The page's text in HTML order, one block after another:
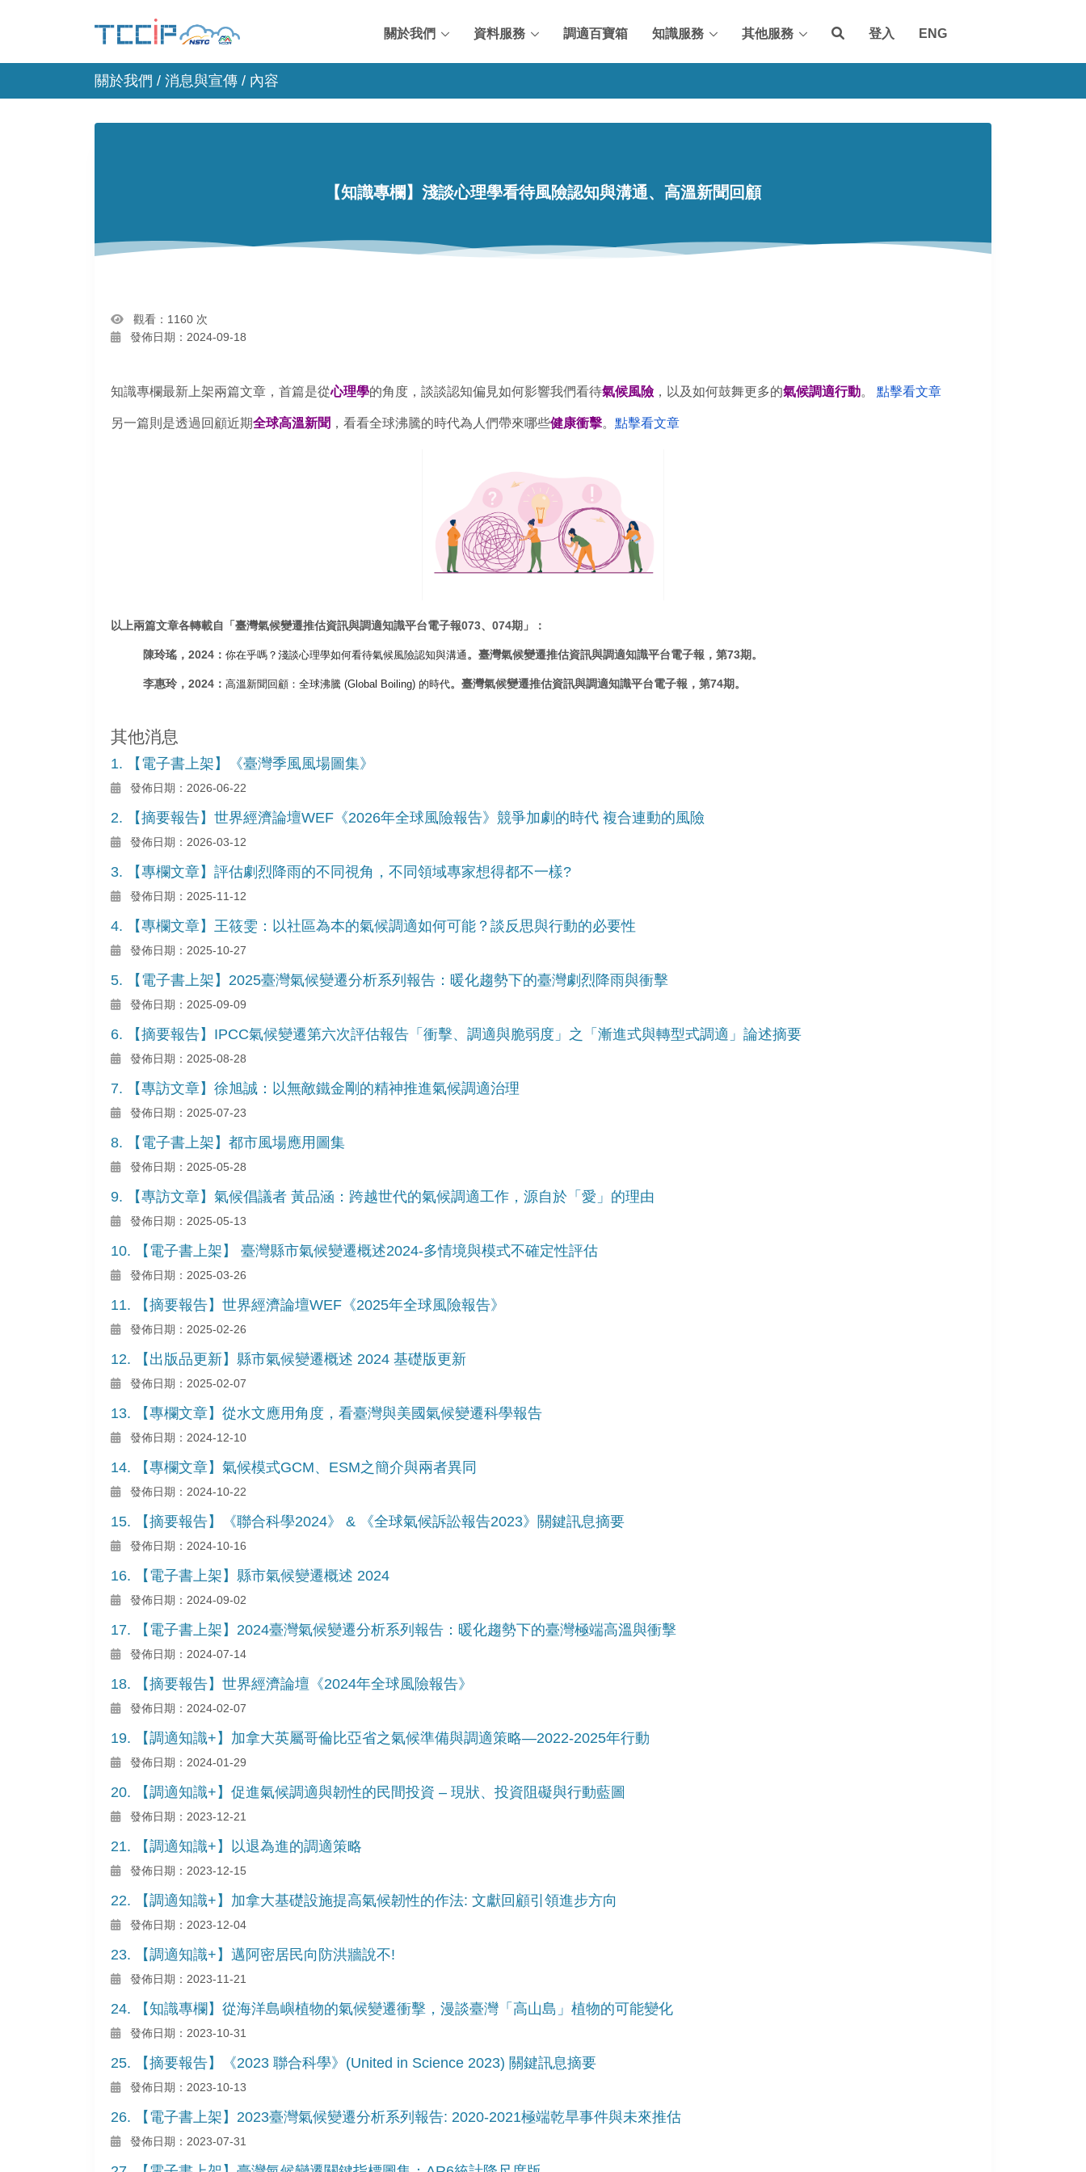
關於我們 資料服務 調適百寶箱 知識服務 其他服務 登入 ENG
關於我們 / 消息與宣傳 / 內容
【知識專欄】淺談心理學看待風險認知與溝通、高溫新聞回顧
觀看：1160 次
發佈日期：2024-09-18
知識專欄最新上架兩篇文章，首篇是從心理學的角度， 談談認知偏見如何影響我們看待氣候風險， 以及如何鼓舞更多的氣候調適行動。 點擊看文章
另一篇則是透過回顧近期全球高溫新聞 ， 看看全球沸騰的時代為人們帶來哪些健康衝擊。 點擊看文章
以上兩篇文章各轉載自 「 臺灣氣候變遷推估資訊與調適知識平台電子報073、074期」：
陳玲瑤，2024： 你在乎嗎？ 淺談心理學如何看待氣候風險認知與溝通。 臺灣氣候變遷推估資訊與調適知識平台電子報，第73期。
李惠玲，2024： 高溫新聞回顧：全球沸騰 (Global Boiling) 的時代。臺灣氣候變遷推估資訊與調適知識平台電子報，第74期。
其他消息
1. 【電子書上架】《臺灣季風風場圖集》
發佈日期：2026-06-22
2. 【摘要報告】世界經濟論壇WEF《2026年全球風險報告》競爭加劇的時代 複合連動的風險
發佈日期：2026-03-12
3. 【專欄文章】評估劇烈降雨的不同視角，不同領域專家想得都不一樣?
發佈日期：2025-11-12
4. 【專欄文章】王筱雯：以社區為本的氣候調適如何可能？談反思與行動的必要性
發佈日期：2025-10-27
5. 【電子書上架】2025臺灣氣候變遷分析系列報告：暖化趨勢下的臺灣劇烈降雨與衝擊
發佈日期：2025-09-09
6. 【摘要報告】IPCC氣候變遷第六次評估報告「衝擊、調適與脆弱度」之「漸進式與轉型式調適」論述摘要
發佈日期：2025-08-28
7. 【專訪文章】徐旭誠：以無敵鐵金剛的精神推進氣候調適治理
發佈日期：2025-07-23
8. 【電子書上架】都市風場應用圖集
發佈日期：2025-05-28
9. 【專訪文章】氣候倡議者 黃品涵：跨越世代的氣候調適工作，源自於「愛」的理由
發佈日期：2025-05-13
10. 【電子書上架】 臺灣縣市氣候變遷概述2024-多情境與模式不確定性評估
發佈日期：2025-03-26
11. 【摘要報告】世界經濟論壇WEF《2025年全球風險報告》
發佈日期：2025-02-26
12. 【出版品更新】縣市氣候變遷概述 2024 基礎版更新
發佈日期：2025-02-07
13. 【專欄文章】從水文應用角度，看臺灣與美國氣候變遷科學報告
發佈日期：2024-12-10
14. 【專欄文章】氣候模式GCM、ESM之簡介與兩者異同
發佈日期：2024-10-22
15. 【摘要報告】《聯合科學2024》 & 《全球氣候訴訟報告2023》關鍵訊息摘要
發佈日期：2024-10-16
16. 【電子書上架】縣市氣候變遷概述 2024
發佈日期：2024-09-02
17. 【電子書上架】2024臺灣氣候變遷分析系列報告：暖化趨勢下的臺灣極端高溫與衝擊
發佈日期：2024-07-14
18. 【摘要報告】世界經濟論壇《2024年全球風險報告》
發佈日期：2024-02-07
19. 【調適知識+】加拿大英屬哥倫比亞省之氣候準備與調適策略—2022-2025年行動
發佈日期：2024-01-29
20. 【調適知識+】促進氣候調適與韌性的民間投資 – 現狀、投資阻礙與行動藍圖
發佈日期：2023-12-21
21. 【調適知識+】以退為進的調適策略
發佈日期：2023-12-15
22. 【調適知識+】加拿大基礎設施提高氣候韌性的作法: 文獻回顧引領進步方向
發佈日期：2023-12-04
23. 【調適知識+】邁阿密居民向防洪牆說不!
發佈日期：2023-11-21
24. 【知識專欄】從海洋島嶼植物的氣候變遷衝擊，漫談臺灣「高山島」植物的可能變化
發佈日期：2023-10-31
25. 【摘要報告】《2023 聯合科學》(United in Science 2023) 關鍵訊息摘要
發佈日期：2023-10-13
26. 【電子書上架】2023臺灣氣候變遷分析系列報告: 2020-2021極端乾旱事件與未來推估
發佈日期：2023-07-31